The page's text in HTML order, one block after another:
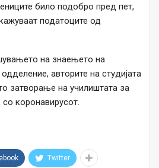
било подобро пред пет,
податоците од
на знаењето на
авторите на студијата
затворање на училиштата за
коронавирусот.
Twitter